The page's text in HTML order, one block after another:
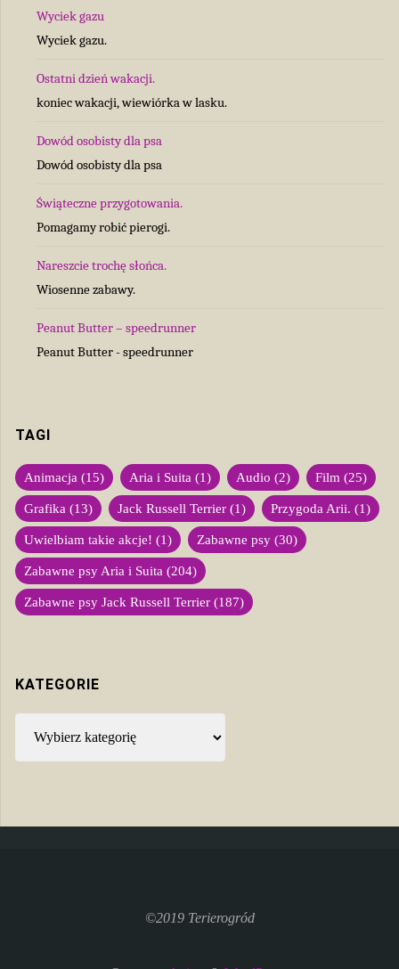
Wyciek gazu
Wyciek gazu.
Ostatni dzień wakacji.
koniec wakacji, wiewiórka w lasku.
Dowód osobisty dla psa
Dowód osobisty dla psa
Świąteczne przygotowania.
Pomagamy robić pierogi.
Nareszcie trochę słońca.
Wiosenne zabawy.
Peanut Butter – speedrunner
Peanut Butter - speedrunner
TAGI
Animacja (15) Aria i Suita (1) Audio (2) Film (25)
Grafika (13) Jack Russell Terrier (1) Przygoda Arii. (1)
Uwielbiam takie akcje! (1) Zabawne psy (30)
Zabawne psy Aria i Suita (204)
Zabawne psy Jack Russell Terrier (187)
KATEGORIE
©2019 Terierogród